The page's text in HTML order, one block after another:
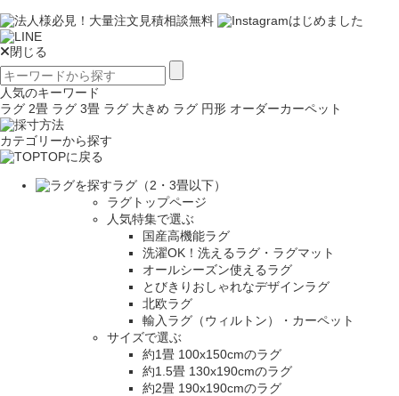
閉じる
人気のキーワード
ラグ 2畳 ラグ 3畳 ラグ 大きめ ラグ 円形 オーダーカーペット
カテゴリーから探す
TOPに戻る
ラグ（2・3畳以下）
ラグトップページ
人気特集で選ぶ
国産高機能ラグ
洗濯OK！洗えるラグ・ラグマット
オールシーズン使えるラグ
とびきりおしゃれなデザインラグ
北欧ラグ
輸入ラグ（ウィルトン）・カーペット
サイズで選ぶ
約1畳 100x150cmのラグ
約1.5畳 130x190cmのラグ
約2畳 190x190cmのラグ